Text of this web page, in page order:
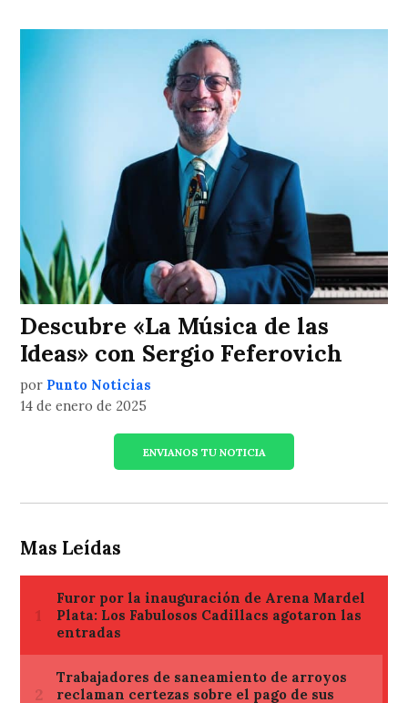
Descubre «La Música de las
Ideas» con Sergio Feferovich
por Punto Noticias
14 de enero de 2025
ENVIANOS TU NOTICIA
Mas Leídas